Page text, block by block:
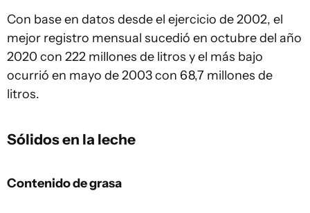
Con base en datos desde el ejercicio de 2002, el
mejor registro mensual sucedió en octubre del año
2020 con 222 millones de litros y el más bajo
ocurrió en mayo de 2003 con 68,7 millones de
litros.
Sólidos en la leche
Contenido de grasa